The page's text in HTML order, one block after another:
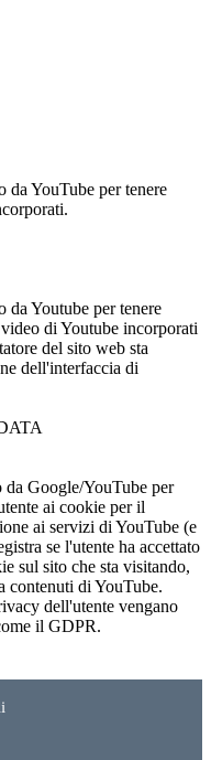
da YouTube per tenere
da Youtube per tenere
di Youtube incorporati
del sito web sta
dell'interfaccia di
Google/YouTube per
ai cookie per il
ai servizi di YouTube (e
se l'utente ha accettato
sul sito che sta visitando,
contenuti di YouTube.
dell'utente vengano
il GDPR.